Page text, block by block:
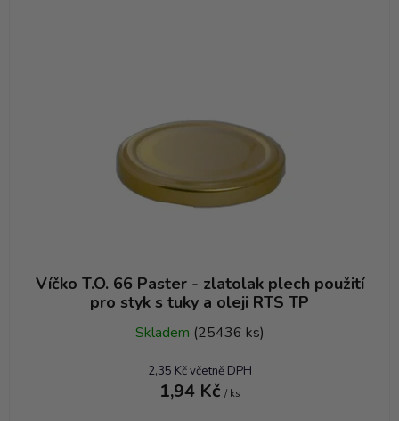
Víčko T.O. 66 Paster - zlatolak plech použití
pro styk s tuky a oleji RTS TP
Skladem (25436 ks)
2,35 Kč včetně DPH
1,94 Kč / ks